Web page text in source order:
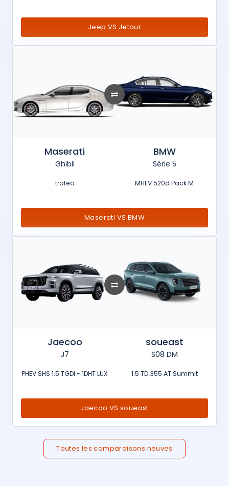
Jeep VS Jetour
Maserati
Ghibli
trofeo
BMW
Série 5
MHEV 520d Pack M
Maserati VS BMW
Jaecoo
J7
PHEV SHS 1.5 TGDI - 1DHT LUX
soueast
S08 DM
1.5 TD 355 AT Summit
Jaecoo VS soueast
Toutes les comparaisons neuves